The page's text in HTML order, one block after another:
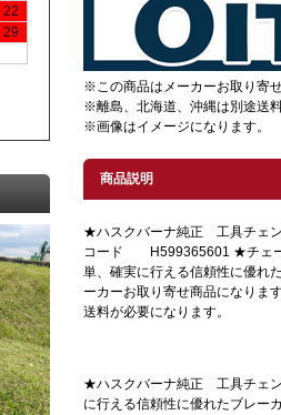
※この商品はメーカーお取り寄
※離島、北海道、沖縄は別途送
※画像はイメージになります。
商品説明
★ハスクバーナ純正 工具チェ
コード H599365601 ★チェー
単、確実に行える信頼性に優れ
ーカーお取り寄せ商品になりま
送料が必要になります。
★ハスクバーナ純正 工具チェ
に行える信頼性に優れたブレー
22
29